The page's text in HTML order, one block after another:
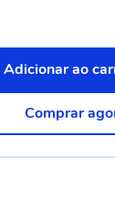
Adicionar ao
Comprar